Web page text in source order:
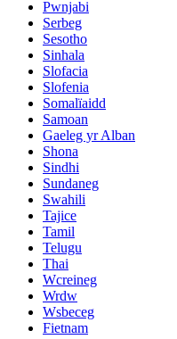
Pwnjabi
Serbeg
Sesotho
Sinhala
Slofacia
Slofenia
Somalïaidd
Samoan
Gaeleg yr Alban
Shona
Sindhi
Sundaneg
Swahili
Tajice
Tamil
Telugu
Thai
Wcreineg
Wrdw
Wsbeceg
Fietnam